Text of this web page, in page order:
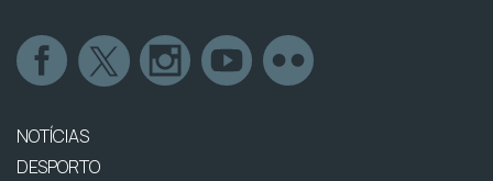
NOTÍCIAS
DESPORTO